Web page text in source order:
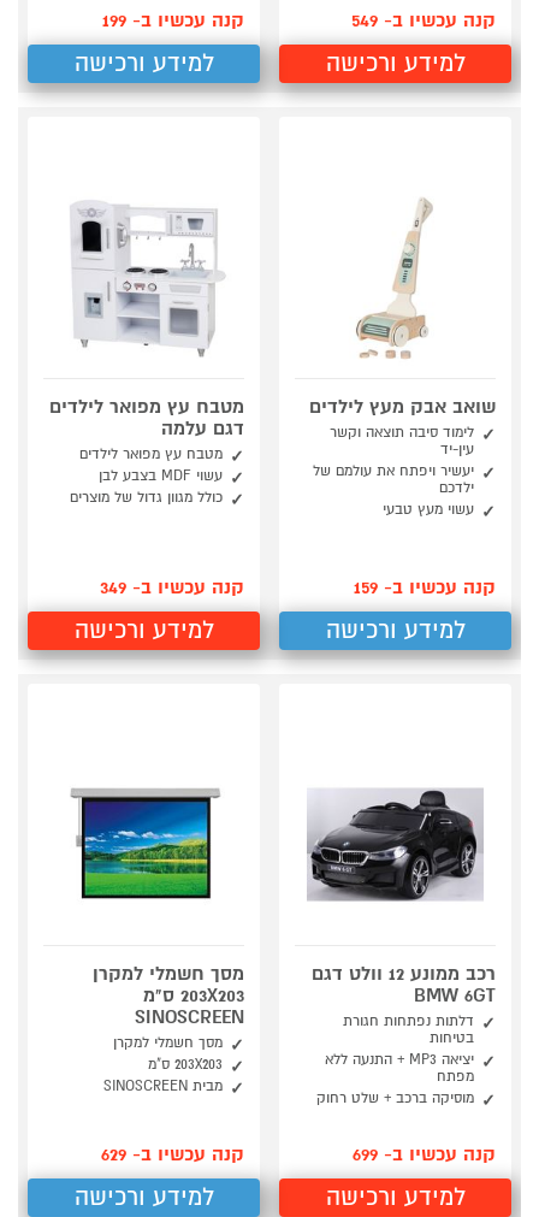
קנה עכשיו ב- 549
למידע ורכישה
קנה עכשיו ב- 199
למידע ורכישה
שואב אבק מעץ לילדים
לימוד סיבה תוצאה וקשר
עין-יד
יעשיר ויפתח את עולמם של
ילדכם
עשוי מעץ טבעי
קנה עכשיו ב- 159
למידע ורכישה
מטבח עץ מפואר לילדים
דגם עלמה
מטבח עץ מפואר לילדים
עשוי MDF בצבע לבן
כולל מגוון גדול של מוצרים
קנה עכשיו ב- 349
למידע ורכישה
רכב ממונע 12 וולט דגם
BMW 6GT
דלתות נפתחות חגורת
בטיחות
יציאה MP3 + התנעה ללא
מפתח
מוסיקה ברכב + שלט רחוק
קנה עכשיו ב- 699
למידע ורכישה
מסך חשמלי למקרן
203X203 ס"מ
SINOSCREEN
מסך חשמלי למקרן
203X203 ס"מ
מבית SINOSCREEN
קנה עכשיו ב- 629
למידע ורכישה